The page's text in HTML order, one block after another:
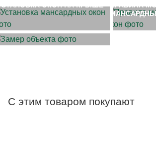
ОКОН НА КРЫШЕ
ПРАВИЛА
С этим товаром покупают